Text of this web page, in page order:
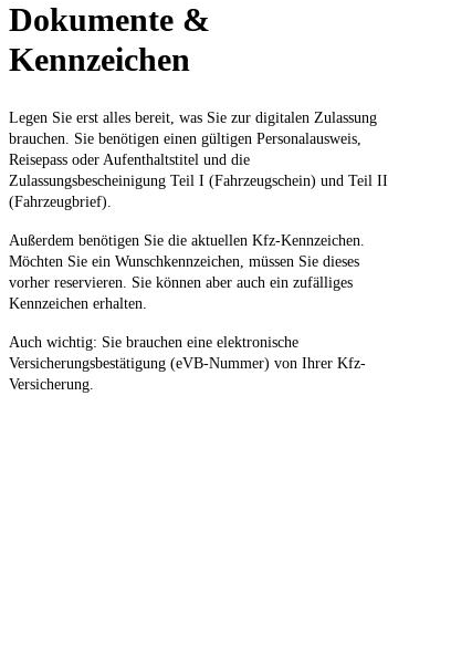
Dokumente &
Kennzeichen
Legen Sie erst alles bereit, was Sie zur digitalen Zulassung
brauchen. Sie benötigen einen gültigen Personalausweis,
Reisepass oder Aufenthaltstitel und die
Zulassungsbescheinigung Teil I (Fahrzeugschein) und Teil II
(Fahrzeugbrief).
Außerdem benötigen Sie die aktuellen Kfz-Kennzeichen.
Möchten Sie ein Wunschkennzeichen, müssen Sie dieses
vorher reservieren. Sie können aber auch ein zufälliges
Kennzeichen erhalten.
Auch wichtig: Sie brauchen eine elektronische
Versicherungsbestätigung (eVB-Nummer) von Ihrer Kfz-
Versicherung.